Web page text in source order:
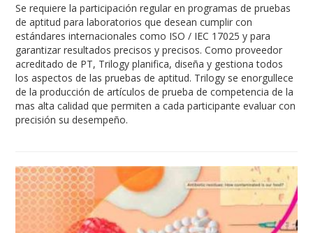
Se requiere la participación regular en programas de pruebas
de aptitud para laboratorios que desean cumplir con
estándares internacionales como ISO / IEC 17025 y para
garantizar resultados precisos y precisos. Como proveedor
acreditado de PT, Trilogy planifica, diseña y gestiona todos
los aspectos de las pruebas de aptitud. Trilogy se enorgullece
de la producción de artículos de prueba de competencia de la
mas alta calidad que permiten a cada participante evaluar con
precisión su desempeño.